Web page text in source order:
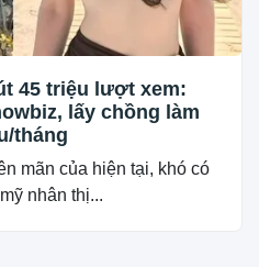
45 triệu lượt xem:
lấy chồng làm
tháng
mãn của hiện tại, khó có
nhân thị...